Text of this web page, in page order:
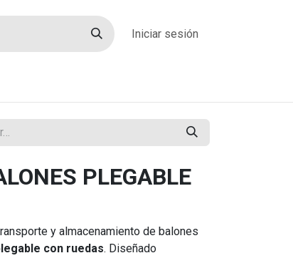
Iniciar sesión
PLEGABLE
y almacenamiento de balones
con ruedas. Diseñado